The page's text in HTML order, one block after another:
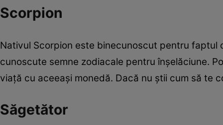
Scorpion
Nativul Scorpion este binecunoscut pentru faptul
cunoscute semne zodiacale pentru înşelăciune.
viaţă cu aceeaşi monedă. Dacă nu ştii cum să te
Săgetător